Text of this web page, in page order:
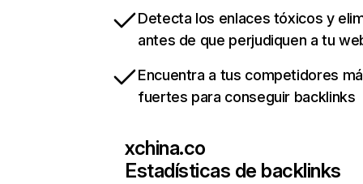
Detecta los enlaces tóxicos y
antes de que perjudiquen a tu
Encuentra a tus competidores
fuertes para conseguir backlinks
xchina.co
Estadísticas de backlinks